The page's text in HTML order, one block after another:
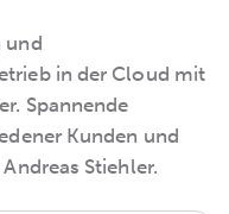
und
in der Cloud mit
Spannende
Kunden und
Stiehler.